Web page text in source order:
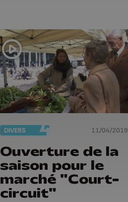
DIVERS 11/04/2019
Ouverture de la
saison pour le
marché "Court-
circuit"